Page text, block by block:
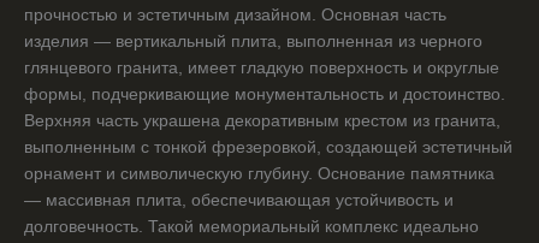
прочностью и эстетичным дизайном. Основная часть
изделия — вертикальный плита, выполненная из черного
глянцевого гранита, имеет гладкую поверхность и округлые
формы, подчеркивающие монументальность и достоинство.
Верхняя часть украшена декоративным крестом из гранита,
выполненным с тонкой фрезеровкой, создающей эстетичный
орнамент и символическую глубину. Основание памятника
— массивная плита, обеспечивающая устойчивость и
долговечность. Такой мемориальный комплекс идеально